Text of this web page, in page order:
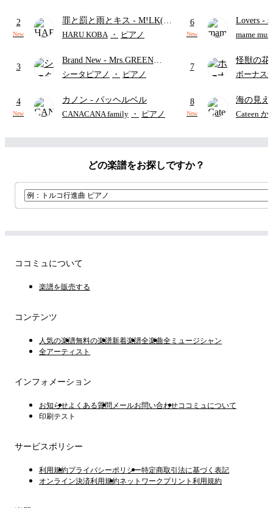
ード・ペダル付き/『映画ちい
かわ 人魚の島のひみつ』よ
2
New
罪と罰と雨とキス - M!LK(佐
野勇斗&吉田仁人)
HARU KOBA ・ ピアノ
3
Brand New - Mrs.GREEN
APPLE
シータピアノ ・ ピアノ
4
New
カノン - パッヘルベル
CANACANA family ・ ピアノ
6
New
Lovers -
ト)
mame
7
怪獣の
ードパー
ボーナス
8
New
海の見
Cateen か
どの楽譜をお探しですか？
ココミュについて
楽譜を販売する
コンテンツ
人気の楽譜無料の楽譜新着楽譜全楽曲全ミュージシャン
全アーティスト
インフォメーション
お知らせよくある質問 メールお問い合わせココミュについて
印刷テスト
サービスポリシー
利用規約プライバシーポリシー特定商取引法に基づく表記
オンライン決済利用規約ネットワークプリント利用規約